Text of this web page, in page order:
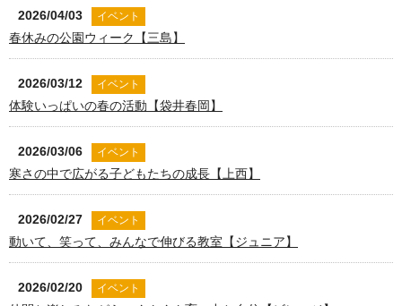
2026/04/03 イベント
春休みの公園ウィーク【三島】
2026/03/12 イベント
体験いっぱいの春の活動【袋井春岡】
2026/03/06 イベント
寒さの中で広がる子どもたちの成長【上西】
2026/02/27 イベント
動いて、笑って、みんなで伸びる教室【ジュニア】
2026/02/20 イベント